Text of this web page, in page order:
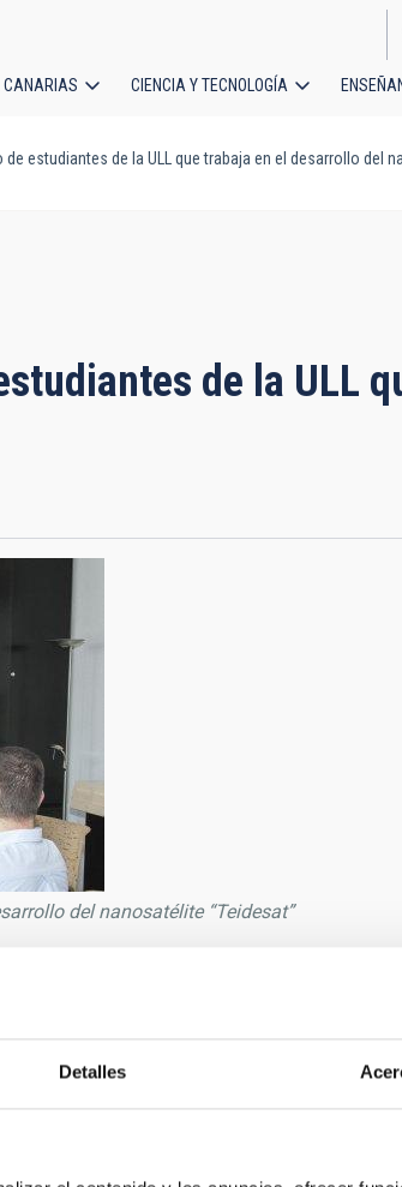
Detalles
CANARIAS CIENCIA Y TECNOLOGÍA
estudiantes de la ULL que trabaja en el desarrollo del
de la ULL
del nanosatélite “Teidesat”